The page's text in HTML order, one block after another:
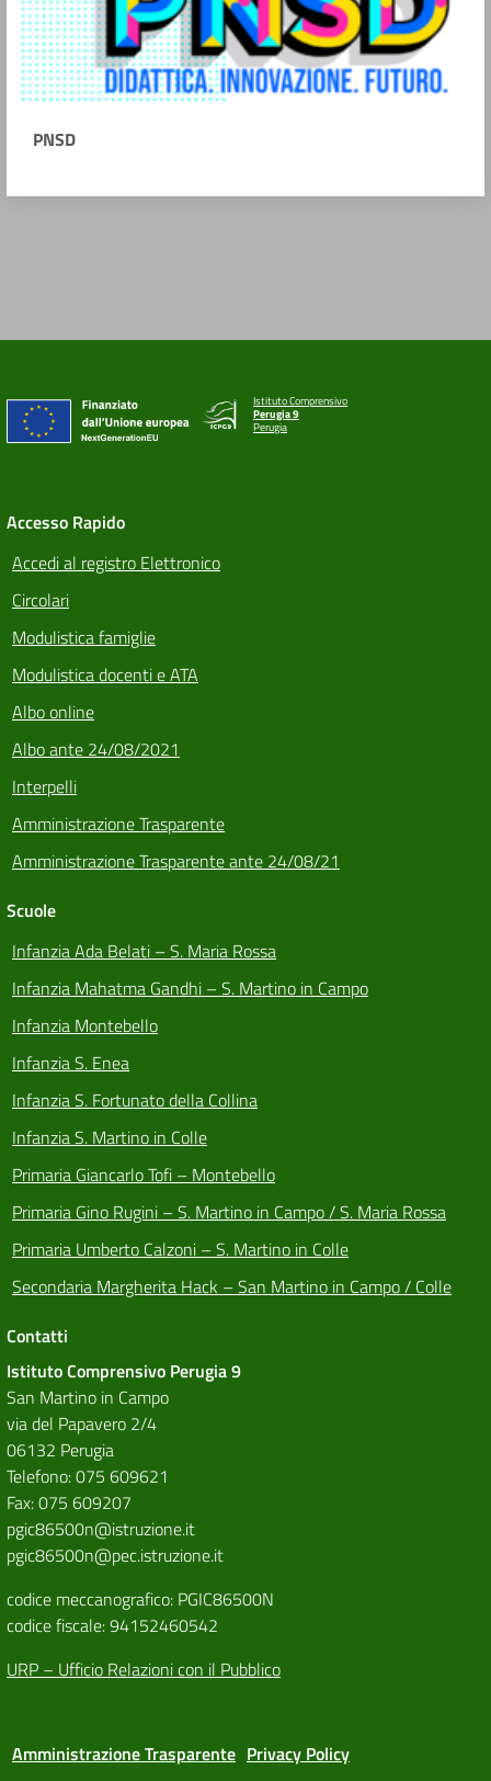
PNSD
Istituto Comprensivo
Perugia 9
Perugia
Accesso Rapido
Accedi al registro Elettronico
Circolari
Modulistica famiglie
Modulistica docenti e ATA
Albo online
Albo ante 24/08/2021
Interpelli
Amministrazione Trasparente
Amministrazione Trasparente ante 24/08/21
Scuole
Infanzia Ada Belati – S. Maria Rossa
Infanzia Mahatma Gandhi – S. Martino in Campo
Infanzia Montebello
Infanzia S. Enea
Infanzia S. Fortunato della Collina
Infanzia S. Martino in Colle
Primaria Giancarlo Tofi – Montebello
Primaria Gino Rugini – S. Martino in Campo / S. Maria Rossa
Primaria Umberto Calzoni – S. Martino in Colle
Secondaria Margherita Hack – San Martino in Campo / Colle
Contatti
Istituto Comprensivo Perugia 9
San Martino in Campo
via del Papavero 2/4
06132 Perugia
Telefono: 075 609621
Fax: 075 609207
pgic86500n@istruzione.it
pgic86500n@pec.istruzione.it
codice meccanografico: PGIC86500N
codice fiscale: 94152460542
URP – Ufficio Relazioni con il Pubblico
Amministrazione Trasparente Privacy Policy